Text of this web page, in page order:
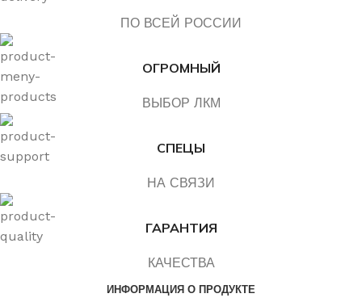
ПО ВСЕЙ РОССИИ
ОГРОМНЫЙ
ВЫБОР ЛКМ
СПЕЦЫ
НА СВЯЗИ
ГАРАНТИЯ
КАЧЕСТВА
ИНФОРМАЦИЯ О ПРОДУКТЕ